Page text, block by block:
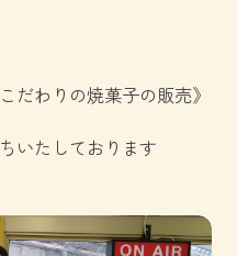
ページ
合わせ
だわりの焼菓子の販売》
いたしております